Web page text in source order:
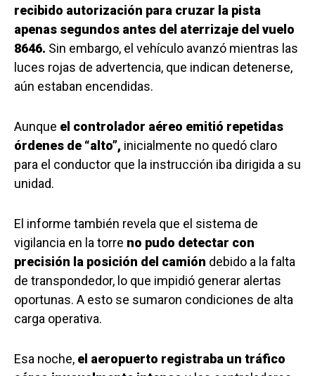
recibido autorización para cruzar la pista
apenas segundos antes del aterrizaje del vuelo
8646. Sin embargo, el vehículo avanzó mientras las
luces rojas de advertencia, que indican detenerse,
aún estaban encendidas.
Aunque el controlador aéreo emitió repetidas
órdenes de “alto”, inicialmente no quedó claro
para el conductor que la instrucción iba dirigida a su
unidad.
El informe también revela que el sistema de
vigilancia en la torre no pudo detectar con
precisión la posición del camión debido a la falta
de transpondedor, lo que impidió generar alertas
oportunas. A esto se sumaron condiciones de alta
carga operativa.
Esa noche, el aeropuerto registraba un tráfico